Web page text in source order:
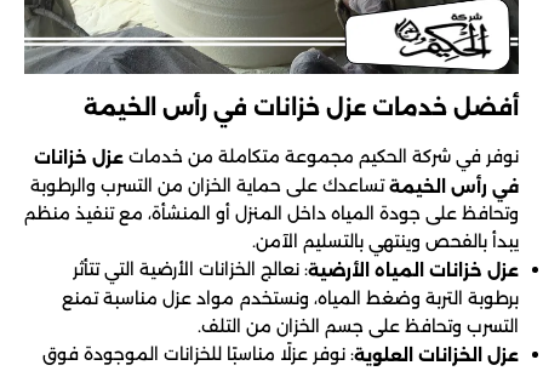
أفضل خدمات عزل خزانات في رأس الخيمة
نوفر في شركة الحكيم مجموعة متكاملة من خدمات عزل خزانات
في رأس الخيمةتساعدك على حماية الخزان من التسرب والرطوبة
وتحافظ على جودة المياه داخل المنزل أو المنشأة، مع تنفيذ منظم
يبدأ بالفحص وينتهي بالتسليم الآمن.
عزل خزانات المياه الأرضية: نعالج الخزانات الأرضية التي تتأثر
برطوبة التربة وضغط المياه، ونستخدم مواد عزل مناسبة تمنع
التسرب وتحافظ على جسم الخزان من التلف.
عزل الخزانات العلوية: نوفر عزلًا مناسبًا للخزانات الموجودة فوق